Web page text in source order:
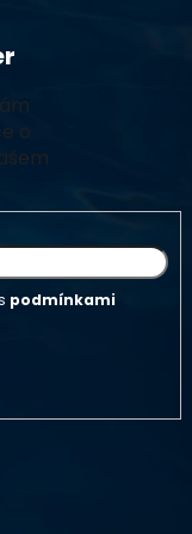
o
podmínkami